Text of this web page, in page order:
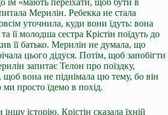
їм «мають переїхати, щоб бути в
Мерилін. Ребекка не стала
уточнила, куди вони їдуть: вона
її молодша сестра Крістін поїдуть до
її батько. Мерилін не думала, що
цього дідуся. Потім, щоб запобігти
запитає Телон про поїздку,
щоб вона не піднімала цю тему, бо він
просто їдемо в похід.
історію. Крістін сказала їхній